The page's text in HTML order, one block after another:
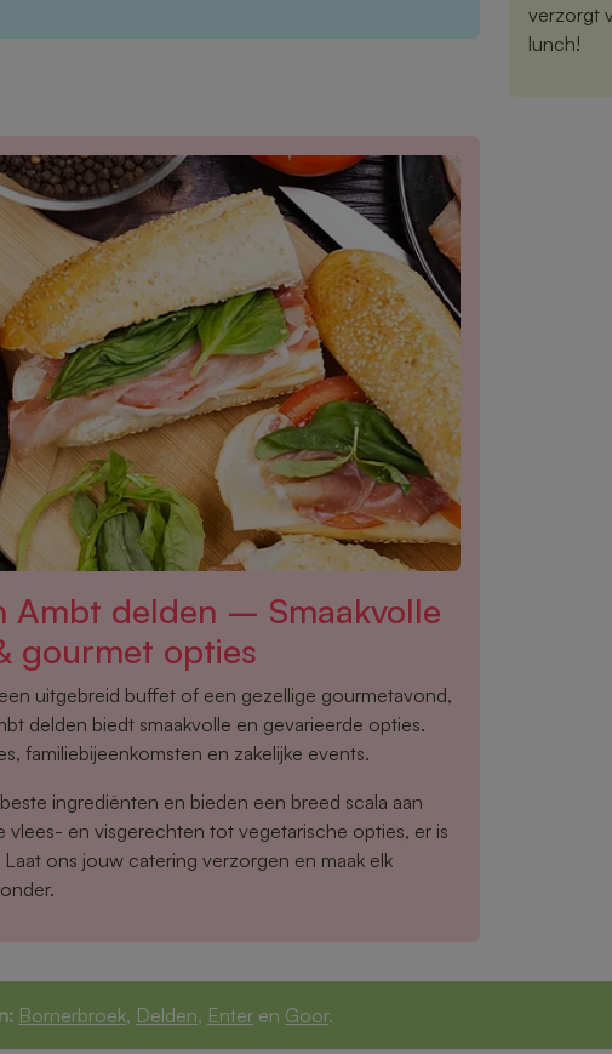
verzorgt
lunch!
Ambt delden – Smaakvolle
gourmet opties
uitgebreid buffet of een gezellige gourmetavond,
delden biedt smaakvolle en gevarieerde opties.
familiebijeenkomsten en zakelijke events.
ingrediënten en bieden een breed scala aan
vlees- en visgerechten tot vegetarische opties, er is
ons jouw catering verzorgen en maak elk
Bornerbroek, Delden, Enter en Goor.